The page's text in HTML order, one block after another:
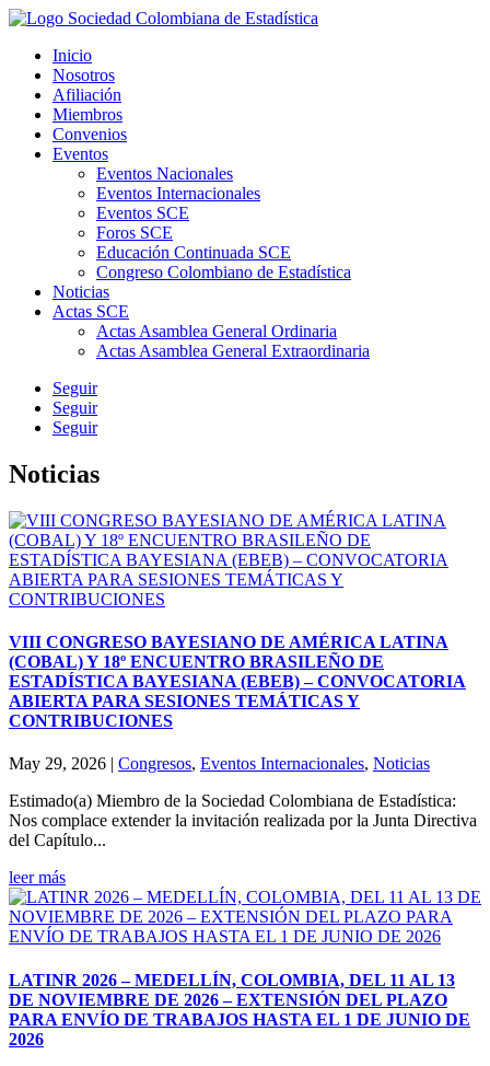
Inicio
Nosotros
Afiliación
Miembros
Convenios
Eventos
Eventos Nacionales
Eventos Internacionales
Eventos SCE
Foros SCE
Educación Continuada SCE
Congreso Colombiano de Estadística
Noticias
Actas SCE
Actas Asamblea General Ordinaria
Actas Asamblea General Extraordinaria
Seguir
Seguir
Seguir
Noticias
VIII CONGRESO BAYESIANO DE AMÉRICA LATINA
(COBAL) Y 18º ENCUENTRO BRASILEÑO DE
ESTADÍSTICA BAYESIANA (EBEB) – CONVOCATORIA
ABIERTA PARA SESIONES TEMÁTICAS Y
CONTRIBUCIONES
May 29, 2026 | Congresos, Eventos Internacionales, Noticias
Estimado(a) Miembro de la Sociedad Colombiana de Estadística:
Nos complace extender la invitación realizada por la Junta Directiva
del Capítulo...
leer más
LATINR 2026 – MEDELLÍN, COLOMBIA, DEL 11 AL 13
DE NOVIEMBRE DE 2026 – EXTENSIÓN DEL PLAZO
PARA ENVÍO DE TRABAJOS HASTA EL 1 DE JUNIO DE
2026